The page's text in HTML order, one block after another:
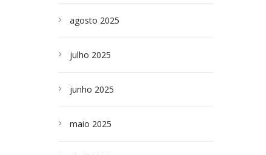
agosto 2025
julho 2025
junho 2025
maio 2025